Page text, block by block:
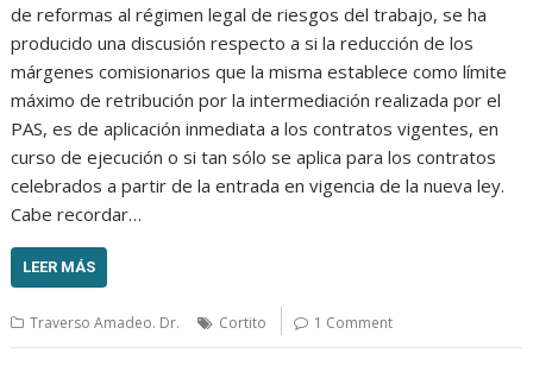
de reformas al régimen legal de riesgos del trabajo, se ha
producido una discusión respecto a si la reducción de los
márgenes comisionarios que la misma establece como límite
máximo de retribución por la intermediación realizada por el
PAS, es de aplicación inmediata a los contratos vigentes, en
curso de ejecución o si tan sólo se aplica para los contratos
celebrados a partir de la entrada en vigencia de la nueva ley.
Cabe recordar…
LEER MÁS
Traverso Amadeo. Dr. Cortito 1 Comment